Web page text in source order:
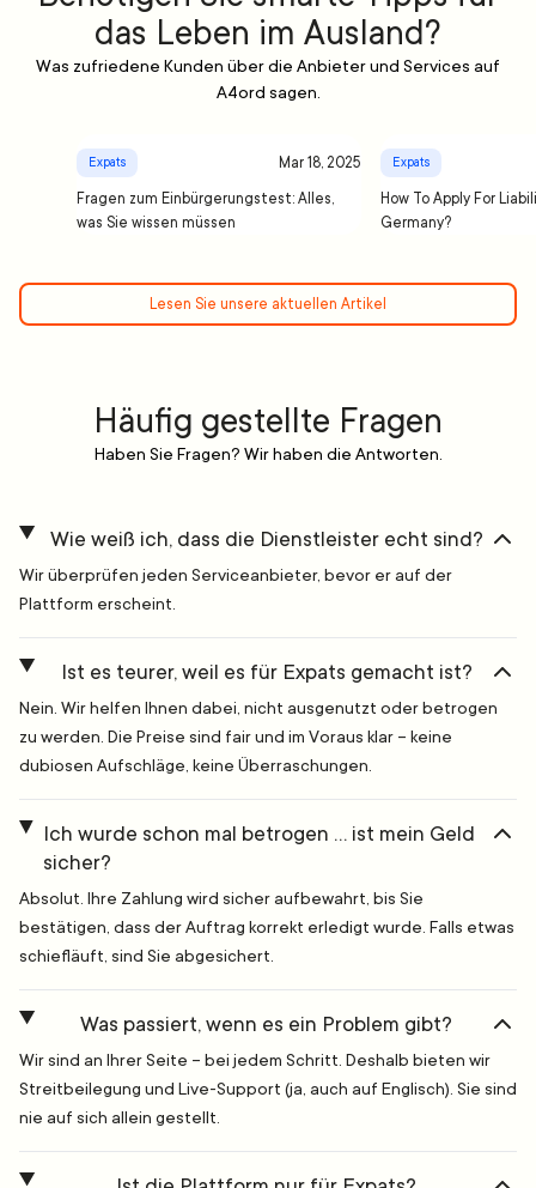
das Leben im Ausland?
Was zufriedene Kunden über die Anbieter und Services auf
A4ord sagen.
Expats Mar 18, 2025
Fragen zum Einbürgerungstest: Alles,
was Sie wissen müssen
Expats
How To Apply For
Germany?
Lesen Sie unsere aktuellen Artikel
Häufig gestellte Fragen
Haben Sie Fragen? Wir haben die Antworten.
Wie weiß ich, dass die Dienstleister echt sind?
Wir überprüfen jeden Serviceanbieter, bevor er auf der
Plattform erscheint.
Ist es teurer, weil es für Expats gemacht ist?
Nein. Wir helfen Ihnen dabei, nicht ausgenutzt oder betrogen
zu werden. Die Preise sind fair und im Voraus klar – keine
dubiosen Aufschläge, keine Überraschungen.
Ich wurde schon mal betrogen … ist mein Geld
sicher?
Absolut. Ihre Zahlung wird sicher aufbewahrt, bis Sie
bestätigen, dass der Auftrag korrekt erledigt wurde. Falls etwas
schiefläuft, sind Sie abgesichert.
Was passiert, wenn es ein Problem gibt?
Wir sind an Ihrer Seite – bei jedem Schritt. Deshalb bieten wir
Streitbeilegung und Live-Support (ja, auch auf Englisch). Sie sind
nie auf sich allein gestellt.